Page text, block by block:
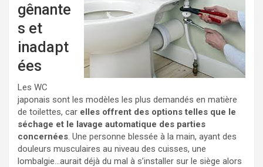
gênante
s et
inadapt
ées
Les WC
japonais sont les modèles les plus demandés en matière
de toilettes, car elles offrent des options telles que le
séchage et le lavage automatique des parties
concernées. Une personne blessée à la main, ayant des
douleurs musculaires au niveau des cuisses, une
lombalgie…aurait déjà du mal à s’installer sur le siège alors